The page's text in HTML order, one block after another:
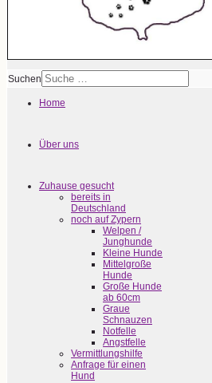
Suchen
Home
Über uns
Zuhause gesucht
bereits in
Deutschland
noch auf Zypern
Welpen /
Junghunde
Kleine Hunde
Mittelgroße
Hunde
Große Hunde
ab 60cm
Graue
Schnauzen
Notfelle
Angstfelle
Vermittlungshilfe
Anfrage für einen
Hund